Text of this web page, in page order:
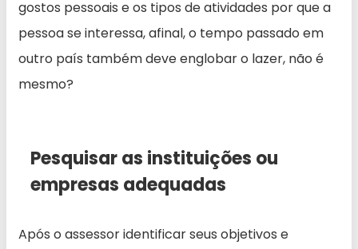
gostos pessoais e os tipos de atividades por que a
pessoa se interessa, afinal, o tempo passado em
outro país também deve englobar o lazer, não é
mesmo?
Pesquisar as instituições ou
empresas adequadas
Após o assessor identificar seus objetivos e